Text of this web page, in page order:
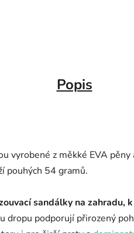
Popis
vyrobené z měkké EVA
pouhých 54 gramů.
sandálky na zahradu,
dropu podporují přirozený